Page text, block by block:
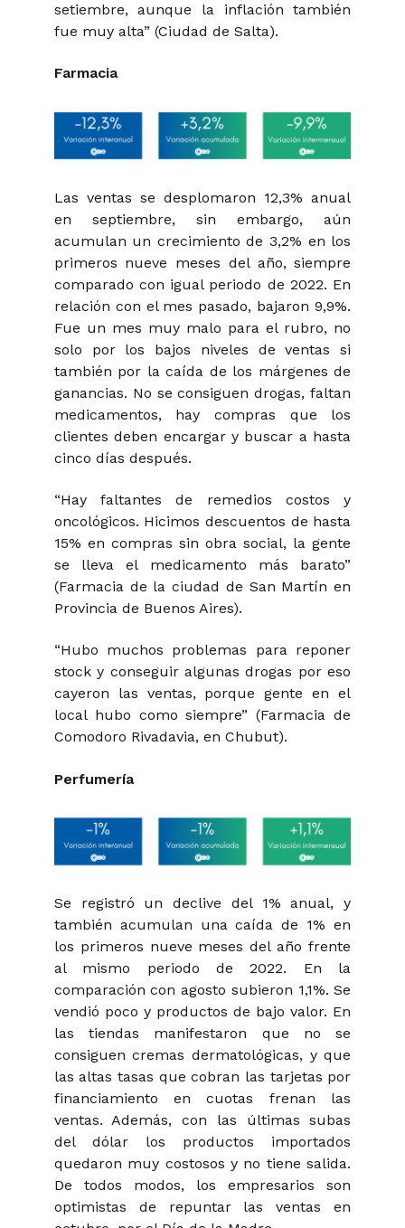
setiembre, aunque la inflación también
fue muy alta” (Ciudad de Salta).
Farmacia
Las ventas se desplomaron 12,3% anual
en septiembre, sin embargo, aún
acumulan un crecimiento de 3,2% en los
primeros nueve meses del año, siempre
comparado con igual periodo de 2022. En
relación con el mes pasado, bajaron 9,9%.
Fue un mes muy malo para el rubro, no
solo por los bajos niveles de ventas si
también por la caída de los márgenes de
ganancias. No se consiguen drogas, faltan
medicamentos, hay compras que los
clientes deben encargar y buscar a hasta
cinco días después.
“Hay faltantes de remedios costos y
oncológicos. Hicimos descuentos de hasta
15% en compras sin obra social, la gente
se lleva el medicamento más barato”
(Farmacia de la ciudad de San Martín en
Provincia de Buenos Aires).
“Hubo muchos problemas para reponer
stock y conseguir algunas drogas por eso
cayeron las ventas, porque gente en el
local hubo como siempre” (Farmacia de
Comodoro Rivadavia, en Chubut).
Perfumería
Se registró un declive del 1% anual, y
también acumulan una caída de 1% en
los primeros nueve meses del año frente
al mismo periodo de 2022. En la
comparación con agosto subieron 1,1%. Se
vendió poco y productos de bajo valor. En
las tiendas manifestaron que no se
consiguen cremas dermatológicas, y que
las altas tasas que cobran las tarjetas por
financiamiento en cuotas frenan las
ventas. Además, con las últimas subas
del dólar los productos importados
quedaron muy costosos y no tiene salida.
De todos modos, los empresarios son
optimistas de repuntar las ventas en